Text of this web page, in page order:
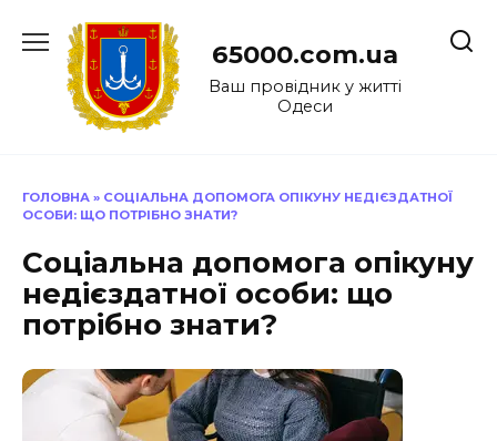
до
65000.com.ua
Ваш провідник у житті
Одеси
ГОЛОВНА » СОЦІАЛЬНА ДОПОМОГА ОПІКУНУ НЕДІЄЗДАТНОЇ
ОСОБИ: ЩО ПОТРІБНО ЗНАТИ?
Соціальна допомога опікуну
недієздатної особи: що
потрібно знати?